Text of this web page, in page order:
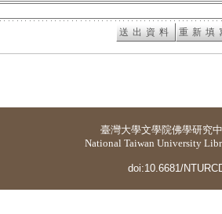
臺灣大學文學院佛學研究
National Taiwan University
doi:10.6681/